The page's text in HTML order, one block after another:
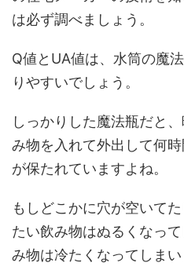
は必ず調べましょう。
Q値とUA値は、水筒の魔
りやすいでしょう。
しっかりした魔法瓶だと
み物を入れて外出して何
が保たれていますよね。
もしどこかに穴が空いて
たい飲み物はぬるくなっ
み物は冷たくなってしまい